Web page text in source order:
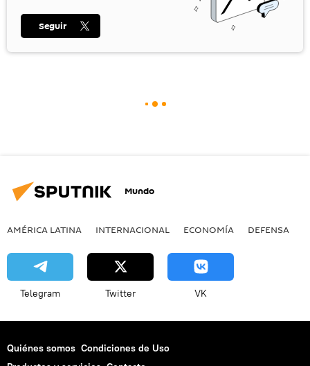
Seguir
Mundo
AMÉRICA LATINA INTERNACIONAL ECONOMÍA DEFENSA
Telegram Twitter VK
Quiénes somos Condiciones de Uso